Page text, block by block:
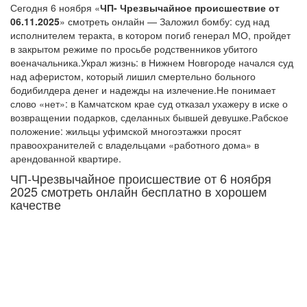
Сегодня 6 ноября «ЧП- Чрезвычайное происшествие от
06.11.2025» смотреть онлайн — Заложил бомбу: суд над
исполнителем теракта, в котором погиб генерал МО, пройдет
в закрытом режиме по просьбе родственников убитого
военачальника.Украл жизнь: в Нижнем Новгороде начался суд
над аферистом, который лишил смертельно больного
бодибилдера денег и надежды на излечение.Не понимает
слово «нет»: в Камчатском крае суд отказал ухажеру в иске о
возвращении подарков, сделанных бывшей девушке.Рабское
положение: жильцы уфимской многоэтажки просят
правоохранителей с владельцами «работного дома» в
арендованной квартире.
ЧП-Чрезвычайное происшествие от 6 ноября
2025 смотреть онлайн бесплатно в хорошем
качестве